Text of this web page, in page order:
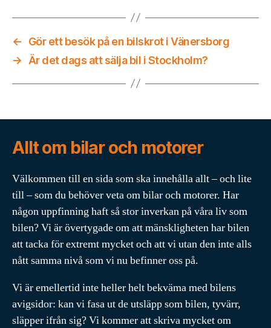
←
Gör ett besök på en bilskrot i Vänersborg
→
Är det dags att sälja bil i Stockholm?
Allt om bilar och motorer
Välkommen till en sida som ska innehålla allt – och lite
till – som du behöver veta om bilar och motorer. Har
någon uppfinning haft så stor inverkan på våra liv som
bilen? Vi är övertygade om att mänskligheten har bilen
att tacka för extremt mycket och att vi utan den inte alls
nått samma nivå som vi nu befinner oss på.
Vi är emellertid inte heller helt bekväma med bilens
avigsidor: kan vi fasa ut de utsläpp som bilen, tyvärr,
släpper ifrån sig? Vi kommer att skriva mycket om